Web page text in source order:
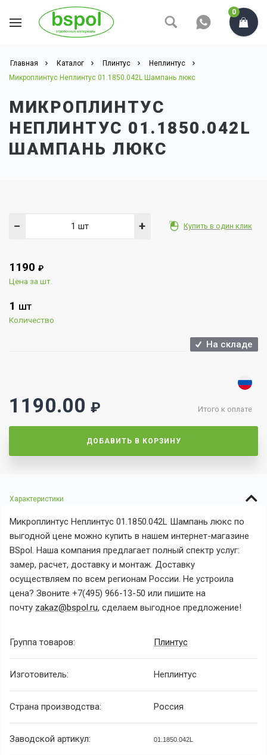
0
Главная Каталог Плинтус
Неплинтус
Микроплинтус Неплинтус 01.1850.042L Шампань люкс
МИКРОПЛИНТУС
НЕПЛИНТУС 01.1850.042L
ШАМПАНЬ ЛЮКС
Купить в один клик
− +
1190 ₽
Цена за шт.
1 ШТ
Количество
На складе
Итого к оплате
1190.00 ₽
ДОБАВИТЬ В КОРЗИНУ
Характеристики
Микроплинтус Неплинтус 01.1850.042L Шампань люкс по
выгодной цене можно купить в нашем интернет-магазине
BSpol. Наша компания предлагает полный спектр услуг:
замер, расчет, доставку и монтаж. Доставку
осуществляем по всем регионам России. Не устроила
цена? Звоните +7(495) 966-13-50 или пишите на
почту zakaz@bspol.ru, сделаем выгодное предложение!
Группа товаров: Плинтус
Изготовитель: Неплинтус
Страна производства: Россия
Заводской артикул: 01.1850.042L